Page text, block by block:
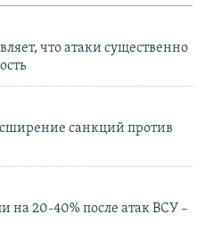
что атаки существенно
санкций против
на 20-40% после атак ВСУ –